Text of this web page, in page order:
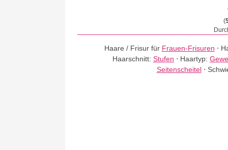
(
Haare / Frisur für Frauen-Frisuren ⋅
Haarschnitt:Stufen ⋅ Haartyp:
Seitenscheitel⋅